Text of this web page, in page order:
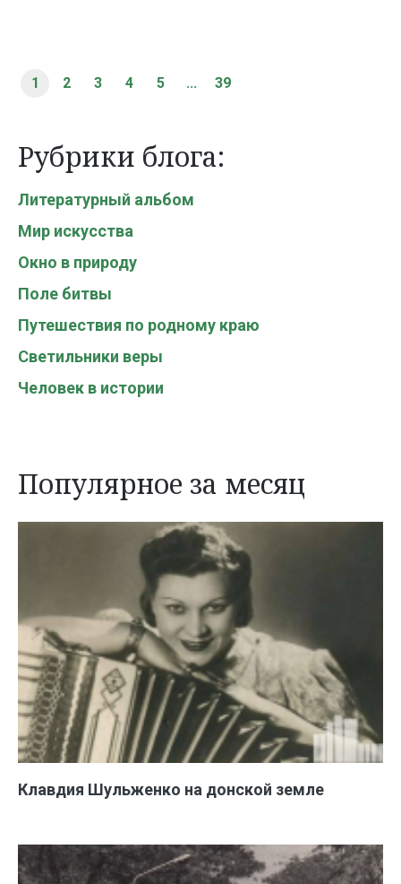
1 2 3 4 5 ... 39
Рубрики блога:
Литературный альбом
Мир искусства
Окно в природу
Поле битвы
Путешествия по родному краю
Светильники веры
Человек в истории
Популярное за месяц
Клавдия Шульженко на донской земле